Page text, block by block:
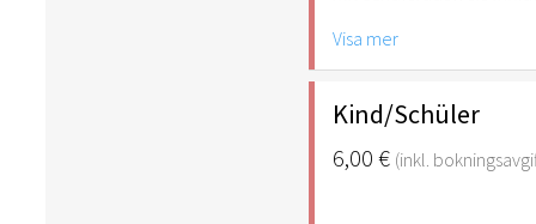
Hinweis: Für Kinder
empfehlenswert.
Visa mer
Kind/Schüler
6,00 € (inkl.